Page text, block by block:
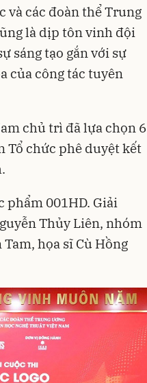
và các đoàn thể Trung
là dịp tôn vinh đội
sáng tạo gắn với sự
của công tác tuyên
chủ trì đã lựa chọn 6
Tổ chức phê duyệt kết
phẩm 001HD. Giải
Thủy Liên, nhóm
họa sĩ Cù Hồng